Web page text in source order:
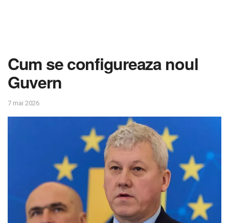
Cum se configureaza noul
Guvern
7 mai 2026